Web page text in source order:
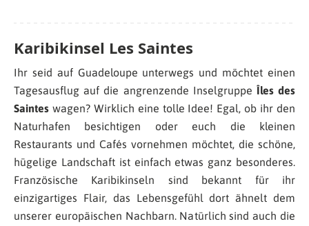
Karibikinsel Les Saintes
Ihr seid auf Guadeloupe unterwegs und möchtet einen
Tagesausflug auf die angrenzende Inselgruppe Îles des
Saintes wagen? Wirklich eine tolle Idee! Egal, ob ihr den
Naturhafen besichtigen oder euch die kleinen
Restaurants und Cafés vornehmen möchtet, die schöne,
hügelige Landschaft ist einfach etwas ganz besonderes.
Französische Karibikinseln sind bekannt für ihr
einzigartiges Flair, das Lebensgefühl dort ähnelt dem
unserer europäischen Nachbarn. Natürlich sind auch die